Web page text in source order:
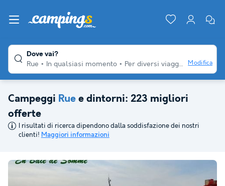
Dove vai?
Rue
In qualsiasi momento Per diversi viaggiatori Modifica
Campeggi Rue e dintorni: 223 migliori
offerte
I risultati di ricerca dipendono dalla soddisfazione dei nostri
clienti! Maggiori informazioni